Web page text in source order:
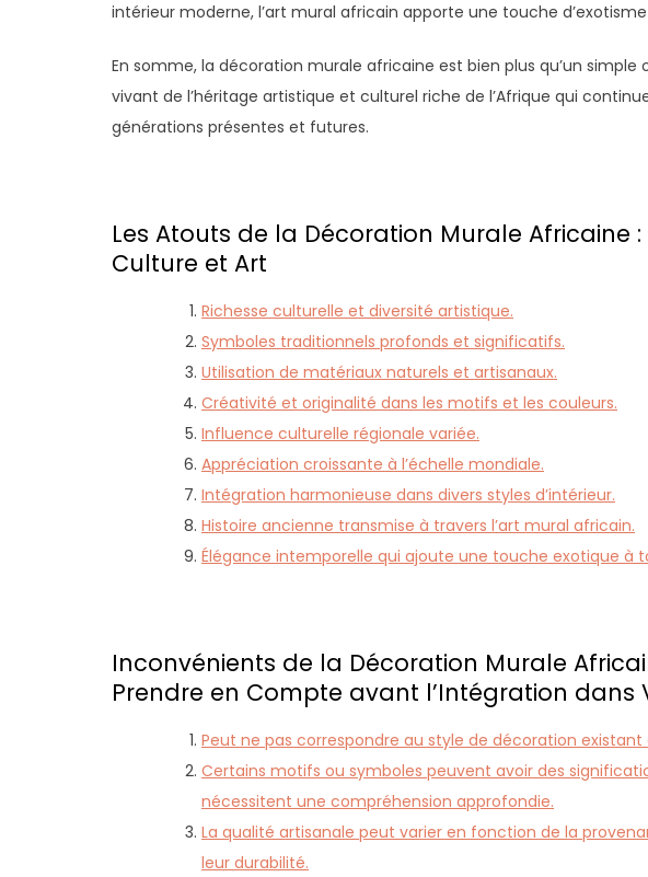
intérieur moderne, l’art mural africain apporte une touche
En somme, la décoration murale africaine est bien plus qu’un
vivant de l’héritage artistique et culturel riche de l’Afrique qui
générations présentes et futures.
Les Atouts de la Décoration Murale Africaine
Culture et Art
Richesse culturelle et diversité artistique.
Symboles traditionnels profonds et significatifs.
Utilisation de matériaux naturels et artisanaux.
Créativité et originalité dans les motifs et les couleurs.
Influence culturelle régionale variée.
Appréciation croissante à l’échelle mondiale.
Intégration harmonieuse dans divers styles d’intérieur.
Histoire ancienne transmise à travers l’art mural africain.
Élégance intemporelle qui ajoute une touche exotique à
Inconvénients de la Décoration Murale
Prendre en Compte avant l’Intégration dans
Peut ne pas correspondre au style de décoration
Certains motifs ou symboles peuvent avoir des
nécessitent une compréhension approfondie.
La qualité artisanale peut varier en fonction de la
leur durabilité.